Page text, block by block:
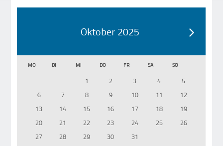
Oktober 2025
MO DI MI DO FR SA SO
1 2 3 4
5
6
7 8 9 10 11
12
13
14 15 16 17 18
19
20
21 22 23 24 25
26
27
28 29 30 31